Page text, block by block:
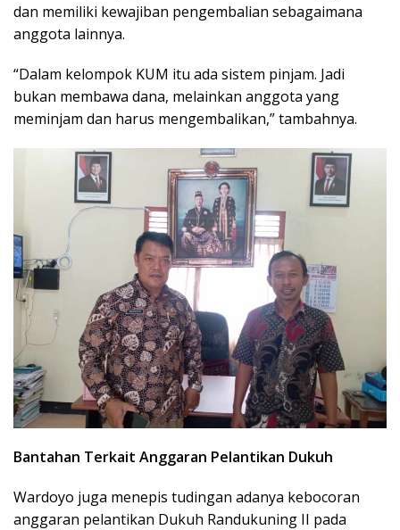
dan memiliki kewajiban pengembalian sebagaimana
anggota lainnya.
“Dalam kelompok KUM itu ada sistem pinjam. Jadi
bukan membawa dana, melainkan anggota yang
meminjam dan harus mengembalikan,” tambahnya.
Bantahan Terkait Anggaran Pelantikan Dukuh
Wardoyo juga menepis tudingan adanya kebocoran
anggaran pelantikan Dukuh Randukuning II pada